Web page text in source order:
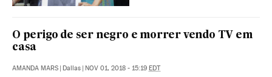
O perigo de ser negro e morrer vendo TV em
casa
AMANDA MARS | Dallas | NOV 01, 2018 - 15:19 EDT